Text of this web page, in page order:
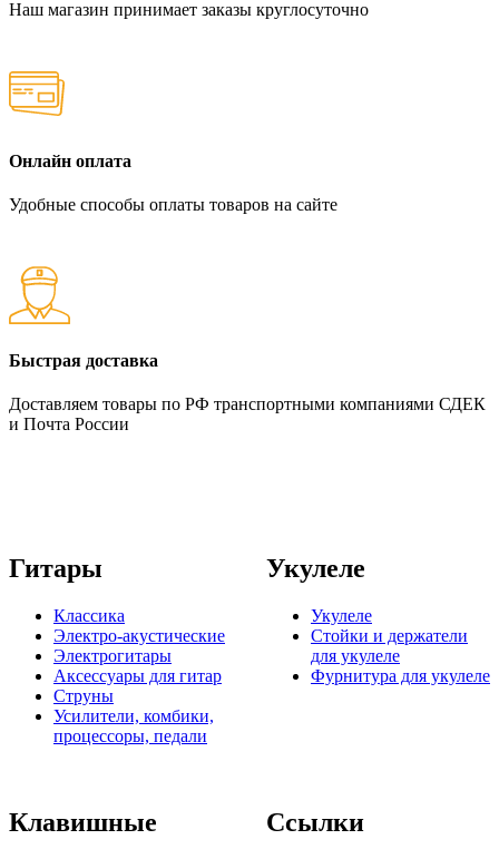
Наш магазин принимает заказы круглосуточно
Онлайн оплата
Удобные способы оплаты товаров на сайте
Быстрая доставка
Доставляем товары по РФ транспортными компаниями СДЕК
и Почта России
Гитары
Классика
Электро-акустические
Электрогитары
Аксессуары для гитар
Струны
Усилители, комбики,
процессоры, педали
Укулеле
Укулеле
Стойки и держатели
для укулеле
Фурнитура для укулеле
Клавишные Ссылки